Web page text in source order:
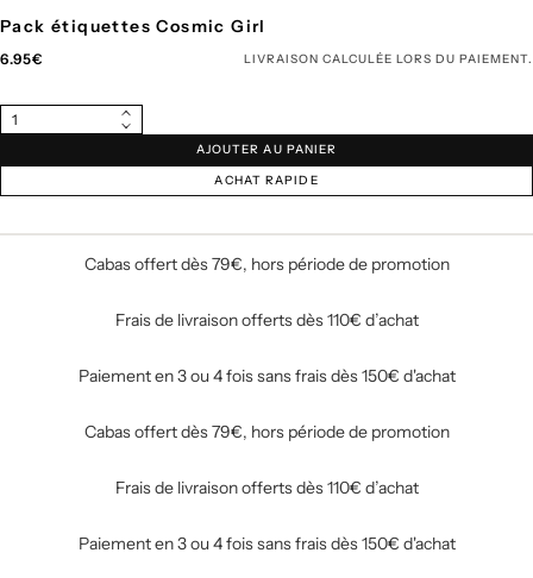
Pack étiquettes Cosmic Girl
Prix
6.95€ LIVRAISON CALCULÉE LORS DU PAIEMENT.
Quantité
Diminuer
quantité
Cosmic
Girl
Augmenter
la
Pack
AJOUTER AU PANIER
ACHAT RAPIDE
Cabas offert dès 79€, hors période de promotion
Frais de livraison offerts dès 110€ d’achat
Paiement en 3 ou 4 fois sans frais dès 150€ d'achat
Cabas offert dès 79€, hors période de promotion
Frais de livraison offerts dès 110€ d’achat
Paiement en 3 ou 4 fois sans frais dès 150€ d'achat